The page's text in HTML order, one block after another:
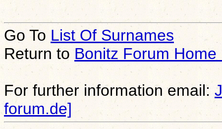
Go To List Of Surnames
Return toBonitz Forum Home
For further information email:
forum.de]